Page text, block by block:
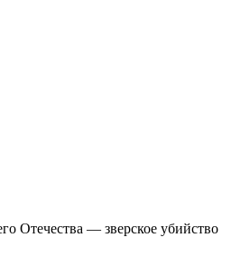
Отечества — зверское убийство